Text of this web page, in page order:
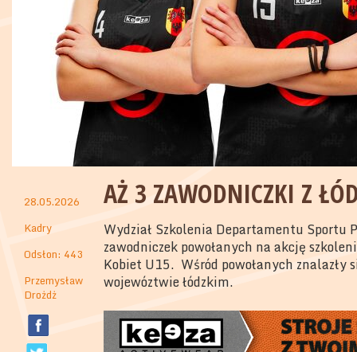
28.05.2026
Kadry
Odsłon: 443
Przemysław
Drożdż
AŻ 3 ZAWODNICZKI Z
Wydział Szkolenia Departamentu Sportu
zawodniczek powołanych na akcję
Kobiet U15. Wśród powołanych znalazły
wojewóztwie łódzkim.